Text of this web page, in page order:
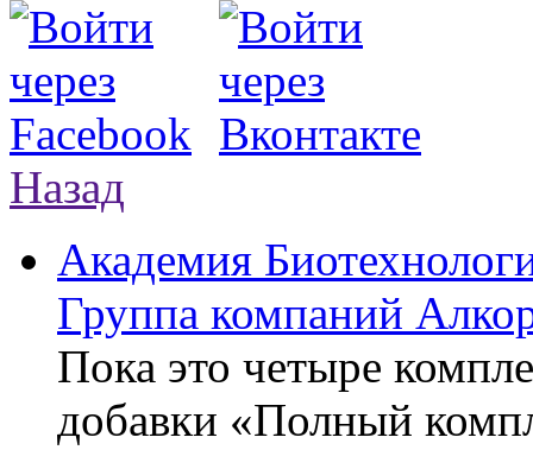
Назад
Академия
Группа компаний
Пока это четыре
добавки «Полный